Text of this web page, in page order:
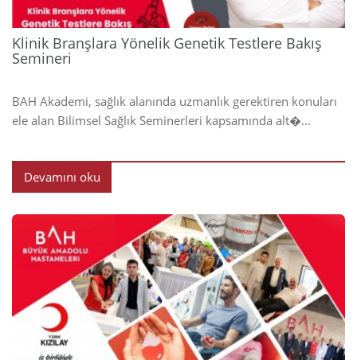
Klinik Branşlara Yönelik Genetik Testlere Bakış
Semineri
BAH Akademi, sağlık alanında uzmanlık gerektiren konuları
ele alan Bilimsel Sağlık Seminerleri kapsamında alt�...
Devamını oku
2024